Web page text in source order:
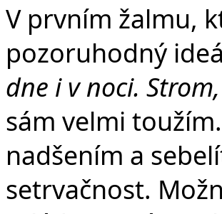
V prvním žalmu,
pozoruhodný
dne i v noci.
sám velmi
nadšením a
setrvačnost.